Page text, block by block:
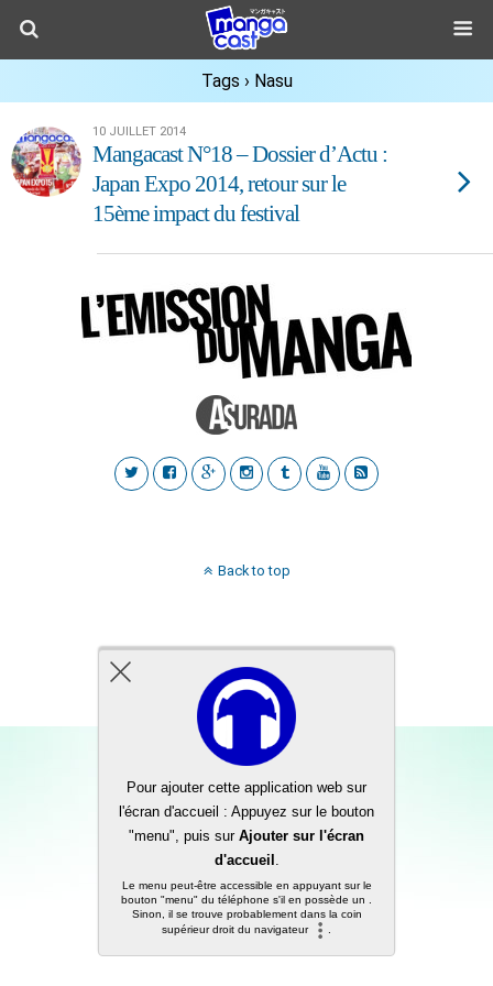
Tags › Nasu
10 JUILLET 2014
Mangacast N°18 – Dossier d’Actu :
Japan Expo 2014, retour sur le
15ème impact du festival
Back to top